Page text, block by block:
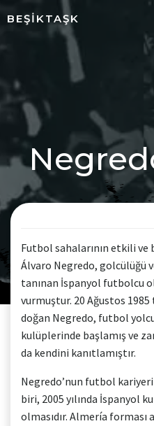
BEŞIKTAŞK
Futbol sahalarının etkili ve
Álvaro Negredo, golcülüğü
tanınan İspanyol futbolcu
vurmuştur. 20 Ağustos
doğan Negredo, futbol
kulüplerinde başlamış ve
da kendini kanıtlamıştır.
Negredo’nun futbol
biri, 2005 yılında İspanyol
olmasıdır. Almería